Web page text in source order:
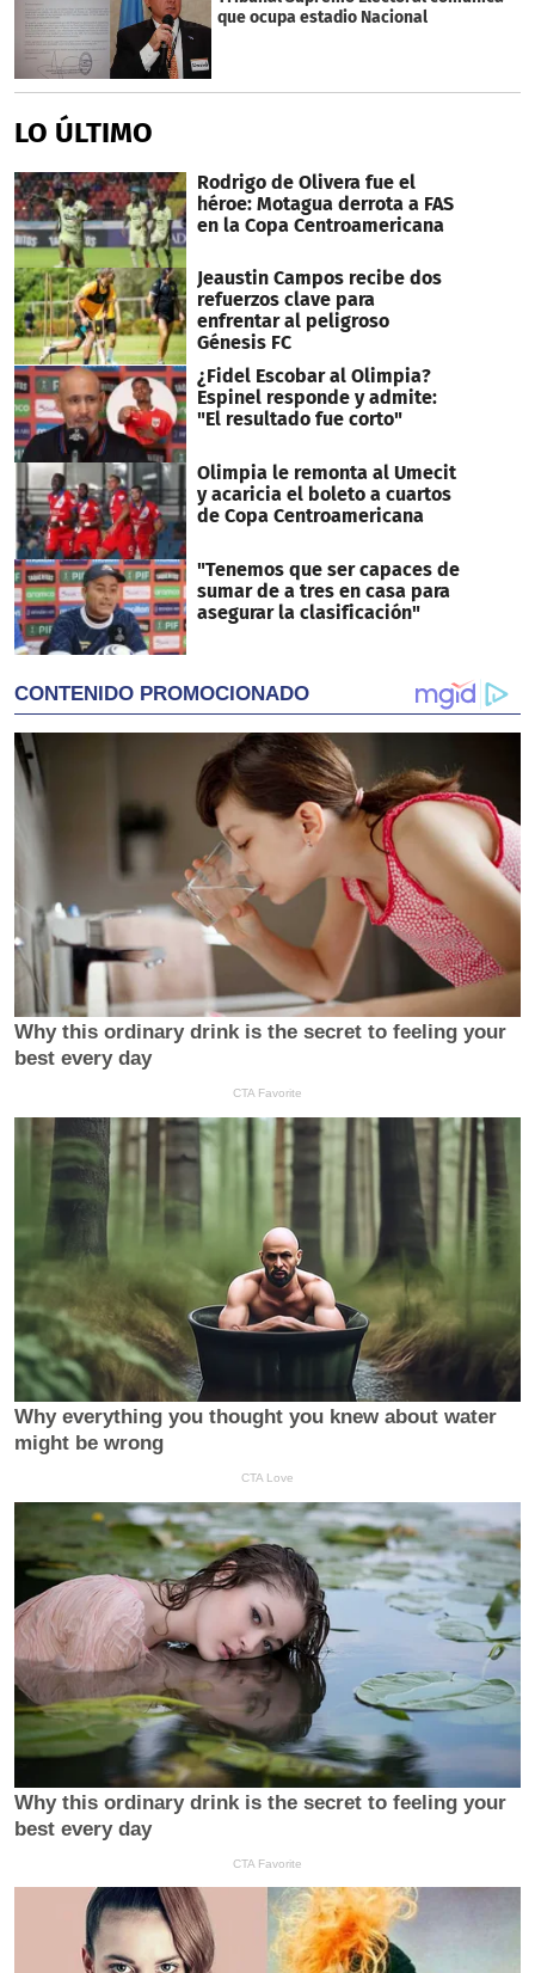
que ocupa estadio Nacional
LO ÚLTIMO
Rodrigo de Olivera fue el
héroe: Motagua derrota a FAS
en la Copa Centroamericana
Jeaustin Campos recibe dos
refuerzos clave para
enfrentar al peligroso
Génesis FC
¿Fidel Escobar al Olimpia?
Espinel responde y admite:
"El resultado fue corto"
Olimpia le remonta al Umecit
y acaricia el boleto a cuartos
de Copa Centroamericana
"Tenemos que ser capaces de
sumar de a tres en casa para
asegurar la clasificación"